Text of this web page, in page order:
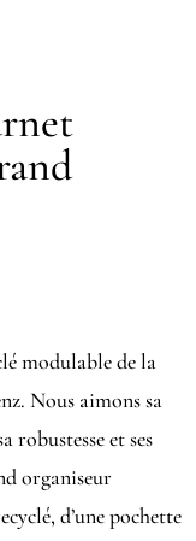
modulable de la
Nous aimons sa
robustesse et ses
organiseur
d’une pochette